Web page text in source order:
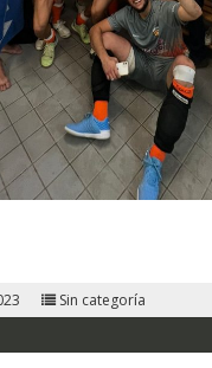
Sin categoría